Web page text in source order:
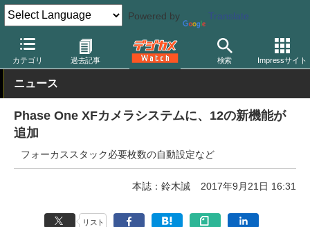
Powered by Translate
カテゴリ 過去記事 検索 Impressサイト
デジカメ Watch カメラ 中判カメラ/デジタルバック フェーズ
ニュース
Phase One XFカメラシステムに、12の新機能が
追加
フォーカススタック必要枚数の自動設定など
本誌：鈴木誠 2017年9月21日 16:31
リスト